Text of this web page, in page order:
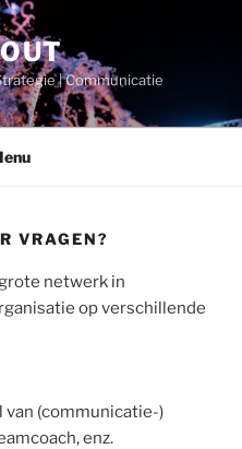
| Communicatie
VRAGEN?
netwerk in
op verschillende
(communicatie-)
enz.